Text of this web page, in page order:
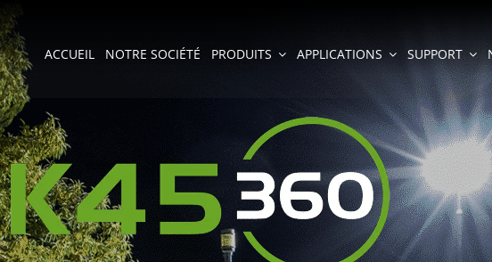
ACCUEIL NOTRE SOCIÉTÉ PRODUITS APPLICATIONS SUPPORT